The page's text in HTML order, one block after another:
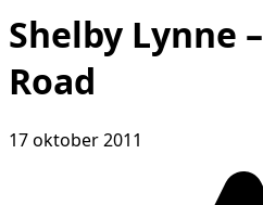
Shelby Lynne
Road
17 oktober 2011